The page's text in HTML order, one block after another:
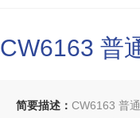
CW6163 普
简要描述：CW6163 普